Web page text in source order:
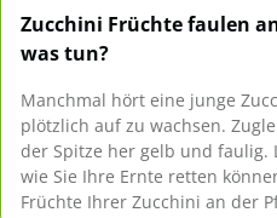
Zucchini Früchte faulen
was tun?
Manchmal hört eine junge
plötzlich auf zu wachsen.
der Spitze her gelb und faulig.
wie Sie Ihre Ernte retten
Früchte Ihrer Zucchini an der